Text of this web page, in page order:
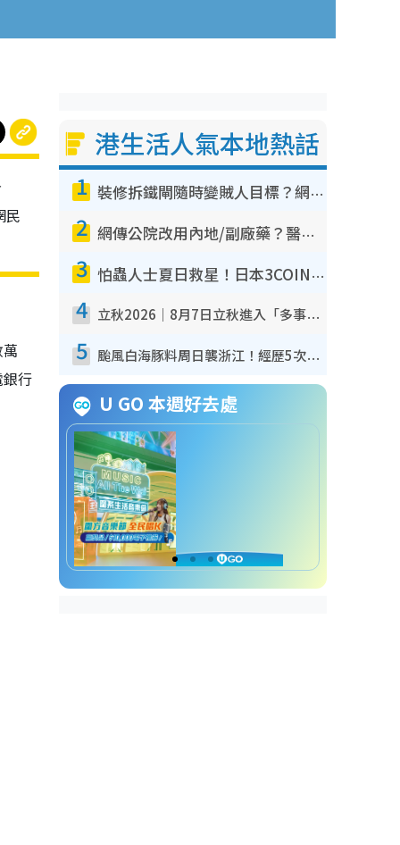
民
行
港生活人氣本地熱話
1 裝修拆鐵閘隨時變賊人目標？網民揭2大關鍵用途：裝新式等於白裝？附新舊鐵閘分別
2 網傳公院改用內地/副廠藥？醫生拆解正副廠分別 揭4類人換藥隨時出事
3 怕蟲人士夏日救星！日本3COINS爆紅驅蟲神器$45起 1招「全程免觸碰」輕鬆搞定小強
4 立秋2026｜8月7日立秋進入「多事之秋」 3件事唔做得！專家教6招開運 清枱頭／銀包納氣接好運
5 颱風白海豚料周日襲浙江！經歷5次「眼牆置換」極罕見 成登陸內地最長途颱風
U GO 本週好去處